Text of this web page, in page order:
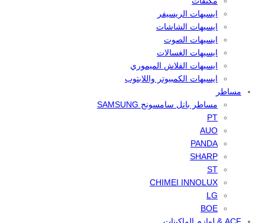
ايسيهات الريسيفر
ايسيهات الشاشات
ايسيهات الصوت
ايسيهات الغسالات
ايسيهات الفلاش الميموري
ايسيهات الكمبيوتر واللابتوب
مساطر
مساطر بانل سامسونج SAMSUNG
PT
AUO
PANDA
SHARP
ST
CHIMEI INNOLUX
LG
BOE